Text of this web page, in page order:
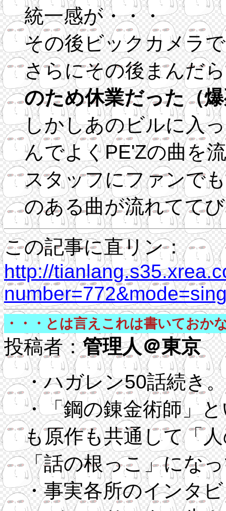
統一感が・・・
その後ビックカメラ
さらにその後まんだ
のため休業だった（
しかしあのビルに入
んでよくPE'Zの曲を
スタッフにファンで
のある曲が流れてて
この記事に直リン：
http://
・・・とは言えこれは書いておか
投稿者：管理人＠東京
・ハガレン50話続き。
・「鋼の錬金術師」
も原作も共通して「
「話の根っこ」にな
・事実各所のインタ